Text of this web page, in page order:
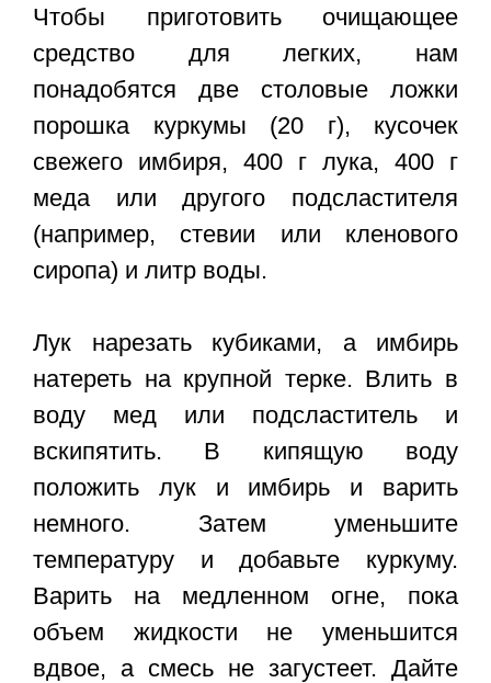
Чтобы приготовить очищающее
средство для легких, нам
понадобятся две столовые ложки
порошка куркумы (20 г), кусочек
свежего имбиря, 400 г лука, 400 г
меда или другого подсластителя
(например, стевии или кленового
сиропа) и литр воды.
Лук нарезать кубиками, а имбирь
натереть на крупной терке. Влить в
воду мед или подсластитель и
вскипятить. В кипящую воду
положить лук и имбирь и варить
немного. Затем уменьшите
температуру и добавьте куркуму.
Варить на медленном огне, пока
объем жидкости не уменьшится
вдвое, а смесь не загустеет. Дайте